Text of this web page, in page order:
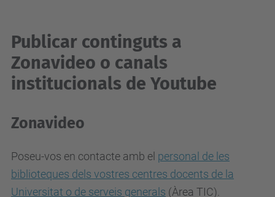
Publicar continguts a
Zonavideo o canals
institucionals de Youtube
Zonavideo
Poseu-vos en contacte amb el personal de les
biblioteques dels vostres centres docents de la
Universitat o de serveis generals (Àrea TIC).